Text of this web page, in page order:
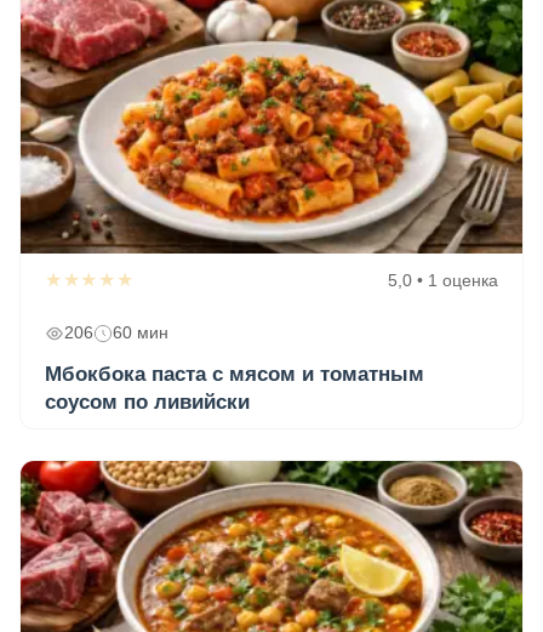
★★★★★ 5,0 • 1 оценка
206 60 мин
Мбокбока паста с мясом и томатным
соусом по ливийски